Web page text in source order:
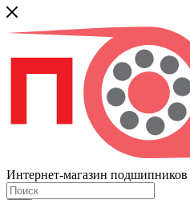
Интернет-магазин